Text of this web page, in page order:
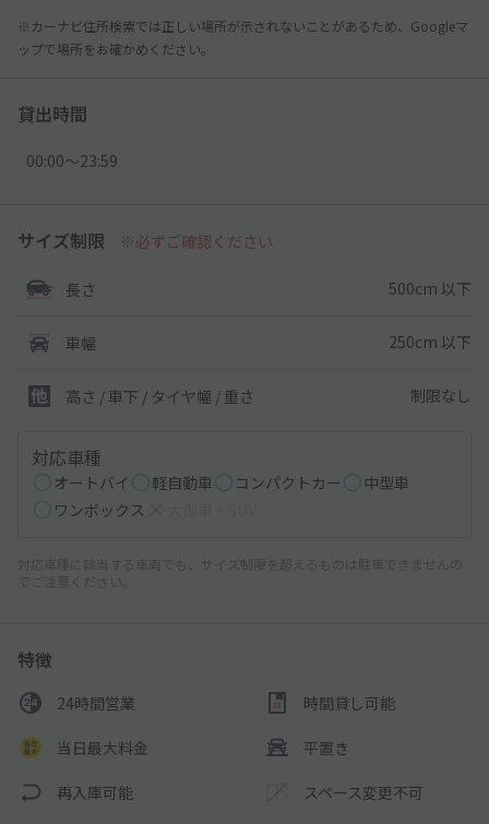
※カーナビ住所検索では正しい場所が示されないことがあるため、Googleマ
ップで場所をお確かめください。
貸出時間
00:00〜23:59
サイズ制限 ※必ずご確認ください
長さ 500cm 以下
車幅 250cm 以下
高さ / 車下 / タイヤ幅 / 重さ 制限なし
対応車種
オートバイ 軽自動車 コンパクトカー
中型車
ワンボックス
対応車種に該当する車両でも、サイズ制限を超えるものは駐車できませんの
でご注意ください。
特徴
24時間営業 時間貸し可能
当日最大料金 平置き
再入庫可能 スペース変更不可